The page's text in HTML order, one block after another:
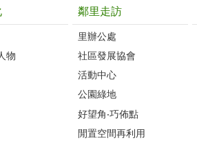
物‭
鄰里走訪
里辦公處‭ ‭
社區發展協會‭
活動中心
公園綠地
好望角‧巧佈點
閒置空間再利用